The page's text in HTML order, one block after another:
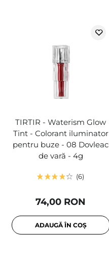
TIRTIR - Waterism Glow
Tint - Colorant iluminator
pentru buze - 08 Dovleac
de vară - 4g
6
74,00 RON
ADAUGĂ ÎN COȘ